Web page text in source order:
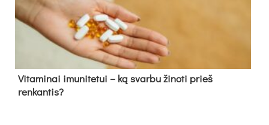
Vitaminai imunitetui – ką svarbu žinoti prieš
renkantis?